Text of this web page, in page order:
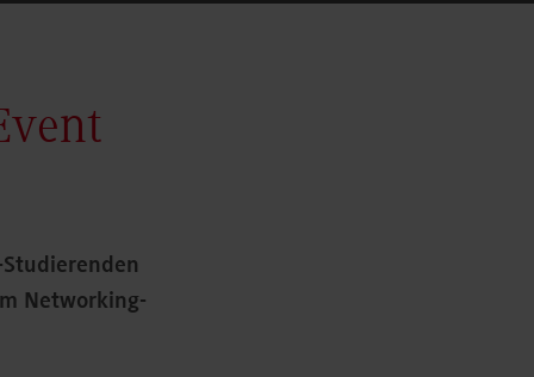
Networking-